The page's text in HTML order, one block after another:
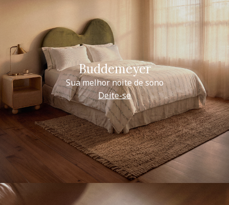
Buddemeyer
Sua melhor noite de sono
Deite-se